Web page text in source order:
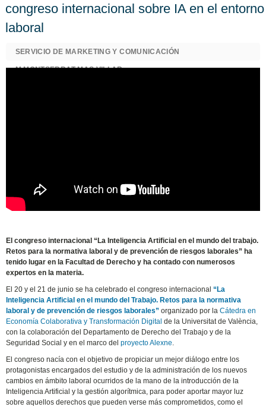
congreso internacional sobre IA en el entorno
laboral
SERVICIO DE MARKETING Y COMUNICACIÓN
M MONTSERRAT MAS VILLAR
El congreso internacional “La Inteligencia Artificial en el mundo del trabajo.
Retos para la normativa laboral y de prevención de riesgos laborales” ha
tenido lugar en la Facultad de Derecho y ha contado con numerosos
expertos en la materia.
El 20 y el 21 de junio se ha celebrado el congreso internacional“La
Inteligencia Artificial en el mundo del Trabajo. Retos para la normativa
laboral y de prevención de riesgos laborales” organizado por laCátedra en
Economía Colaborativa y Transformación Digitalde la Universitat de València,
con la colaboración del Departamento de Derecho del Trabajo y de la
Seguridad Social y en el marco delproyecto Alexne.
El congreso nacía con el objetivo de propiciar un mejor diálogo entre los
protagonistas encargados del estudio y de la administración de los nuevos
cambios en ámbito laboral ocurridos de la mano de la introducción de la
Inteligencia Artificial y la gestión algorítmica, para poder aportar mayor luz
sobre aquellos derechos que pueden verse más comprometidos, como el